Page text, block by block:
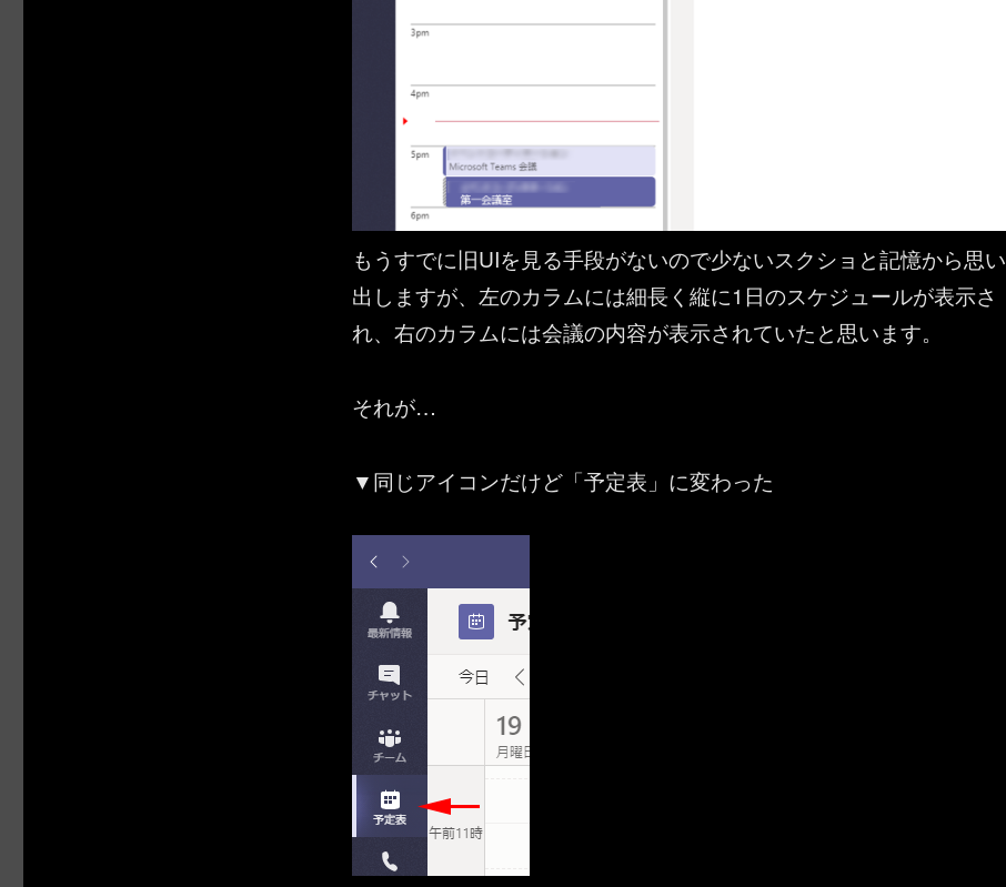
もうすでに旧UIを見る手段がないので少ないスクショと記憶から思い
出しますが、左のカラムには細長く縦に1日のスケジュールが表示さ
れ、右のカラムには会議の内容が表示されていたと思います。
それが…
▼同じアイコンだけど「予定表」に変わった